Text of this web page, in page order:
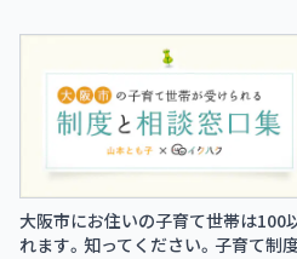
大阪市にお住いの子育て世帯は100
れます。知ってください。子育て制度